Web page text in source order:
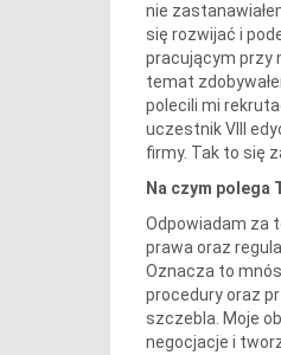
nie
się rozwijać i
pracującym przy
temat
polecili mi
uczestnik VIII
firmy. Tak to się
Na czym polega
Odpowiadam za
prawa oraz
Oznacza to
procedury oraz
szczebla. Moje
negocjacje i